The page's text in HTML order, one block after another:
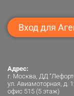
Вход для
Адрес:
г. Москва, ДД
ул. Авиамоторная, д.
офис 515 (5 этаж)